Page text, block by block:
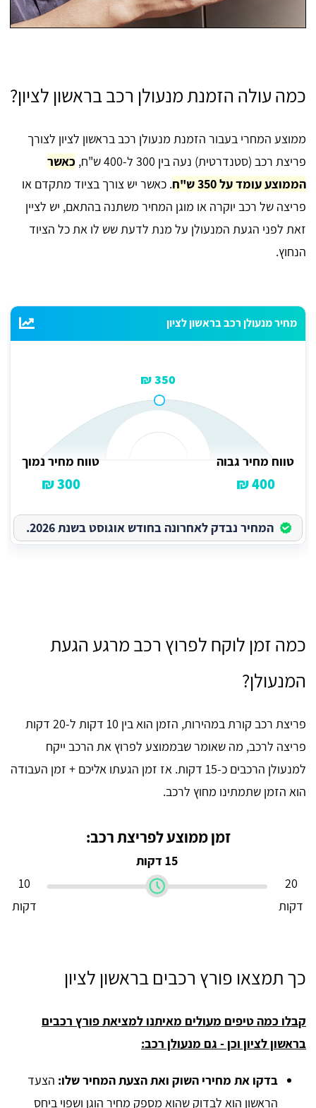
כמה עולה הזמנת מנעולן רכב בראשון לציון?
ממוצע המחרי בעבור הזמנת מנעולן רכב בראשון לציון לצורך
פריצת רכב (סטנדרטית) נעה בין 300 ל-400 ש"ח,
כאשר
הממוצע עומד על 350 ש"ח
. כאשר יש צורך בציוד מתקדם או
פריצה של רכב יוקרה או מוגן המחיר משתנה בהתאם, יש לציין
זאת לפני הגעת המנעולן על מנת לדעת שש לו את כל הציוד
הנחוץ.
מחיר מנעולן רכב בראשון לציון
350 ₪
טווח מחיר גבוה
400 ₪
טווח מחיר נמוך
300 ₪
המחיר נבדק לאחרונה בחודש אוגוסט בשנת 2026.
כמה זמן לוקח לפרוץ רכב מרגע הגעת
המנעולן?
פריצת רכב קורת במהירות, הזמן הוא בין 10 דקות ל-20 דקות
פריצה לרכב, מה שאומר שבממוצע לפרוץ את הרכב ייקח
למנעולן הרכבים כ-15 דקות. אז זמן הגעתו אליכם + זמן העבודה
הוא הזמן שתמתינו מחוץ לרכב.
זמן ממוצע לפריצת רכב:
15 דקות
20
דקות
10
דקות
כך תמצאו פורץ רכבים בראשון לציון
קבלו כמה טיפים מעולים מאיתנו למציאת פורץ רכבים
בראשון לציון וכן - גם מנעולן רכב:
בדקו את מחירי השוק ואת הצעת המחיר שלו: הצעד
הראשון הוא לבדוק שהוא מספק מחיר הוגן ושפוי ביחס